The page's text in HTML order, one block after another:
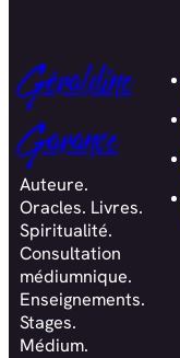
Géraldine
Garance
Auteure.
Oracles. Livres.
Spiritualité.
Consultation
médiumnique.
Enseignements.
Stages.
Médium.